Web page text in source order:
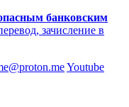
банковским
зачисление в
Youtube